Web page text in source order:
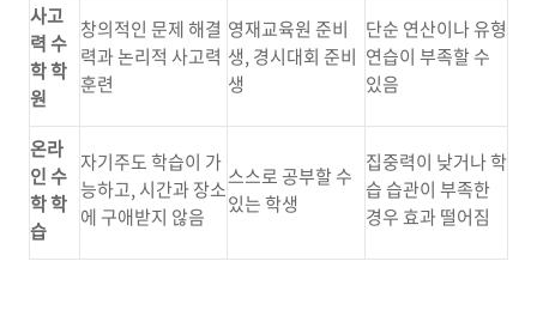
사고
력 수
학 학
원
창의적인 문제 해결
력과 논리적 사고력
훈련
영재교육원 준비
생, 경시대회 준비
생
단순 연산이나 유형
연습이 부족할 수
있음
온라
인 수
학 학
습
자기주도 학습이 가
능하고, 시간과 장소
에 구애받지 않음
스스로 공부할 수
있는 학생
집중력이 낮거나 학
습 습관이 부족한
경우 효과 떨어짐